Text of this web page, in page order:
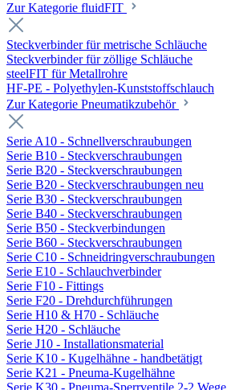
Zur Kategorie fluidFIT
Steckverbinder für metrische Schläuche
Steckverbinder für zöllige Schläuche
steelFIT für Metallrohre
HF-PE - Polyethylen-Kunststoffschlauch
Zur Kategorie Pneumatikzubehör
Serie A10 - Schnellverschraubungen
Serie B10 - Steckverschraubungen
Serie B20 - Steckverschraubungen
Serie B20 - Steckverschraubungen neu
Serie B30 - Steckverschraubungen
Serie B40 - Steckverschraubungen
Serie B50 - Steckverbindungen
Serie B60 - Steckverschraubungen
Serie C10 - Schneidringverschraubungen
Serie E10 - Schlauchverbinder
Serie F10 - Fittings
Serie F20 - Drehdurchführungen
Serie H10 & H70 - Schläuche
Serie H20 - Schläuche
Serie J10 - Installationsmaterial
Serie K10 - Kugelhähne - handbetätigt
Serie K21 - Pneuma-Kugelhähne